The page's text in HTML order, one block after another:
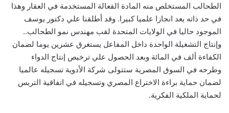
الطحالب المستخلص منه المادة الفعالة المستخدمة في العقار وهذا
في حد ذاته يعد انجازا علميا كبيرا. وقد أطلقنا علي دكتور يوسف
الموجود حاليا في الولايات المتحدة لقب مهندس نمو الطحالب..
وإنتاج التشغيلة الواحدة داخل المفاعل يستغرق عشرين يوما لضمان
الكفاءة ألف في المائة وبعد الحصول علي ترخيص إنتاج الدواء
وطرحه في السوق المصرية ستتولى شركة الأدوية تسجيله عالميا
لضمان حماية براءة الاختراع المصري وتسجيله في اتفاقية التربس
لحماية الملكية الفكرية.